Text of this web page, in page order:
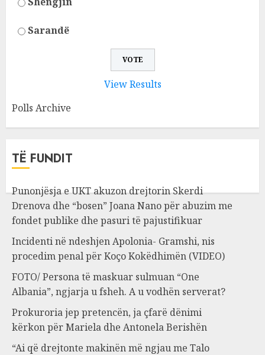
Sarandë
View Results
Polls Archive
TË FUNDIT
Punonjësja e UKT akuzon drejtorin Skerdi
Drenova dhe “bosen” Joana Nano për abuzim me
fondet publike dhe pasuri të pajustifikuar
Incidenti në ndeshjen Apolonia- Gramshi, nis
procedim penal për Koço Kokëdhimën (VIDEO)
FOTO/ Persona të maskuar sulmuan “One
Albania”, ngjarja u fsheh. A u vodhën serverat?
Prokuroria jep pretencën, ja çfarë dënimi
kërkon për Mariela dhe Antonela Berishën
“Ai që drejtonte makinën më ngjau me Talo